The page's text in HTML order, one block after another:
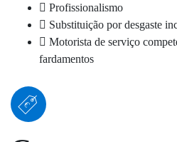
Profissionalismo
Substituição por desgaste
Motorista de serviço
fardamentos
€